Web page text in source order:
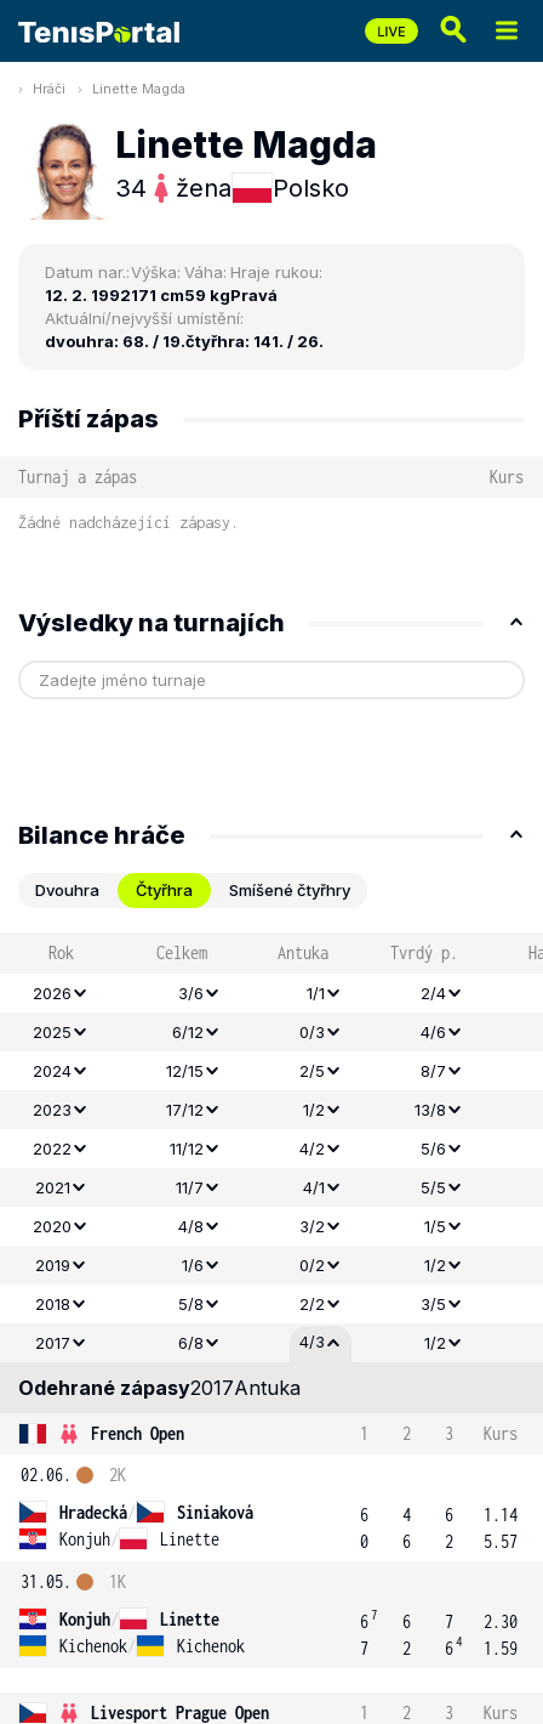
Hráči Linette Magda
Linette Magda
34 žena Polsko
Datum nar.:
12. 2. 1992
Výška:
171 cm
Váha:
59 kg
Hraje rukou:
Pravá
Aktuální/nejvyšší umístění:
dvouhra: 68. / 19.čtyřhra: 141. / 26.
Příští zápas
Turnaj a zápas Kurs
Žádné nadcházející zápasy.
Výsledky na turnajích
Bilance hráče
Dvouhra Čtyřhra Smíšené čtyřhry
Rok Celkem Antuka Tvrdý p.
2026 3/6 1/1
2/4
2025
6/12 0/3
4/6
2024
12/15 2/5
8/7
2023
17/12 1/2
13/8
2022
11/12 4/2
5/6
2021
11/7 4/1 5/5
2020
4/8 3/2
1/5
2019
1/6 0/2
1/2
2018
5/8 2/2
3/5
2017
6/8 4/3 1/2
Odehrané zápasy2017Antuka
French Open 1 2 3
Kurs
02.06.
Hradecká/
Siniaková
Konjuh/ Linette
2K
6
0
4
6
6
2
1.14
5.57
31.05.
Konjuh/
Linette
Kichenok/ Kichenok
1K
67
7
6
2
7
64
2.30
1.59
Livesport Prague Open 1 2 3
Kurs